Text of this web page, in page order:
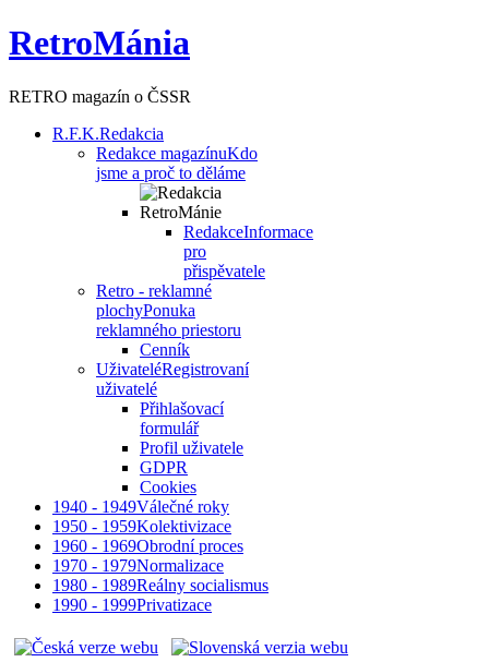
RetroMánia
RETRO magazín o ČSSR
R.F.K.Redakcia
Redakce magazínuKdo
jsme a proč to děláme
RedakceInformace
pro
přispěvatele
Retro - reklamné
plochyPonuka
reklamného priestoru
Cenník
UživateléRegistrovaní
uživatelé
Přihlašovací
formulář
Profil uživatele
GDPR
Cookies
1940 - 1949Válečné roky
1950 - 1959Kolektivizace
1960 - 1969Obrodní proces
1970 - 1979Normalizace
1980 - 1989Reálny socialismus
1990 - 1999Privatizace